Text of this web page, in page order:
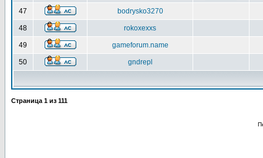
47 bodrysko3270
48 rokoxexxs
49 gameforum.name
50 gndrepl
Страница 1 из 111